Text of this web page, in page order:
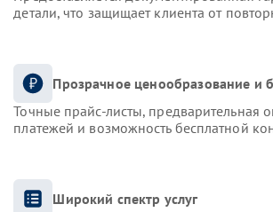
детали, что защищает клиента от
Прозрачное ценообразование и
Точные прайс-листы, предварительная
платежей и возможность бесплатной
Широкий спектр услуг